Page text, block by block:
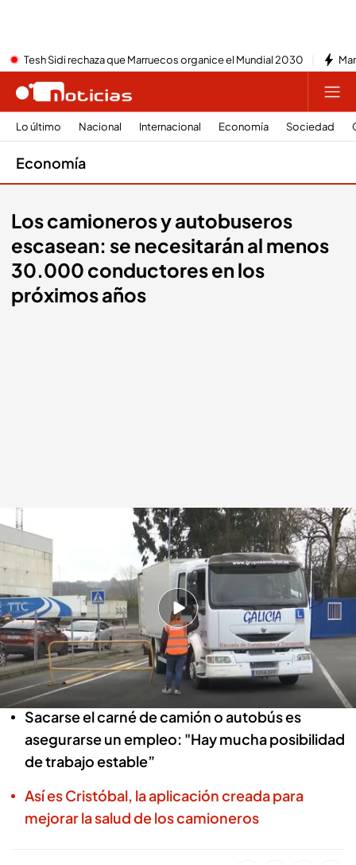
Tesh Sidi rechaza que Marruecos organice el Mundial 2030
Lo último Nacional Internacional Economía Sociedad
Economía
Los camioneros y autobuseros
escasean: se necesitarán al menos
30.000 conductores en los
próximos años
La escasez de conductores de camiones y autobuses en España.IMAGEN:
Alberto Toja / Roberto Castro
Redacción digital Noticias Cuatro
13 FEB 2025 - 17:00h.
Según el Gobierno, harán falta 30.000
camioneros y autobuseros más en los
próximos años
Sacarse el carné de camión o autobús es
asegurarse un empleo: "Hay mucha posibilidad
de trabajo estable”
Así es Cristóbal, la aplicación creada para
mejorar la salud de los camioneros